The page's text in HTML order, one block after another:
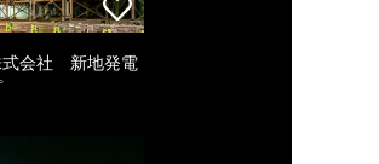
式会社 新地発電